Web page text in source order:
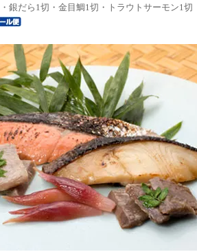
銀だら1切・金目鯛1切・トラウトサーモン1切